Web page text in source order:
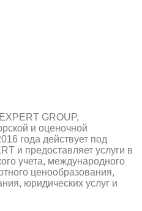
GROUP,
и оценочной
года действует под
и предоставляет услуги в
учета, международного
ценообразования,
юридических услуг и